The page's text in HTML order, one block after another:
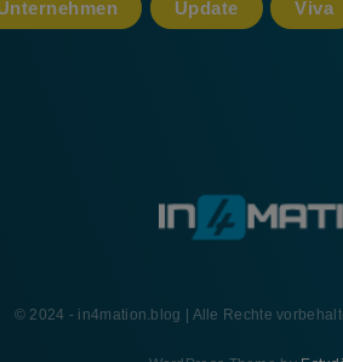
Update Viva
© 2024 - in4mation.blog | Alle Rechte